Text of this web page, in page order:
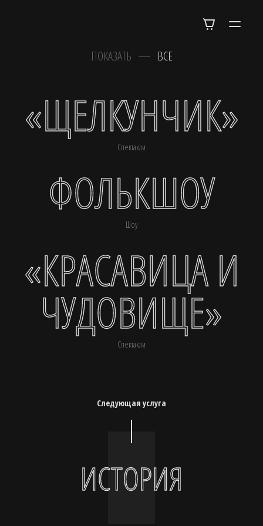
ПОКАЗАТЬ ВСЕ
«ЩЕЛКУНЧИК»
Спектакли
ФОЛЬКШОУ
Шоу
«КРАСАВИЦА И
ЧУДОВИЩЕ»
Спектакли
Следующая услуга
ИСТОРИЯ